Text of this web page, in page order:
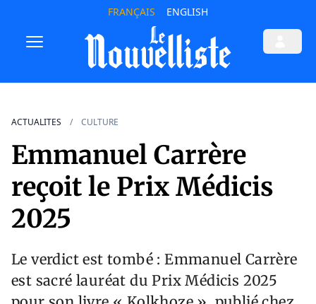
FRANÇAIS ENGLISH
ACTUALITES CULTURE
Emmanuel Carrère
reçoit le Prix Médicis
2025
Le verdict est tombé : Emmanuel Carrère
est sacré lauréat du Prix Médicis 2025